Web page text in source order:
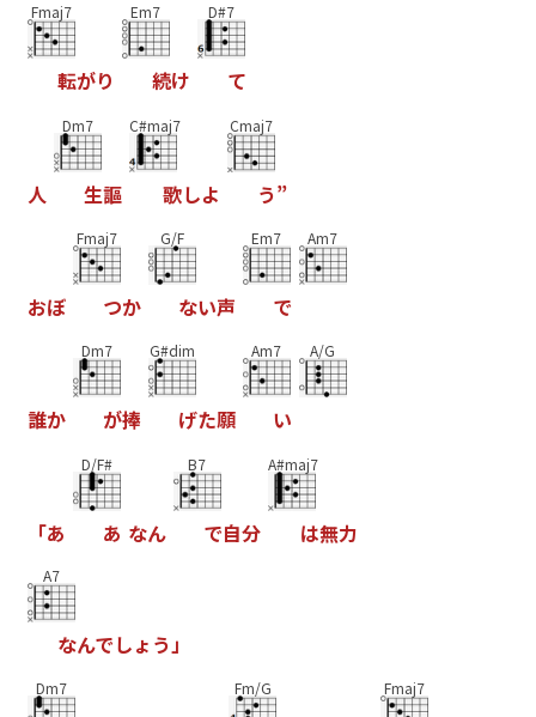
Fmaj7
転がり
Em7
続け
D#7
て
人
Dm7
生謳
C#maj7
歌しよ
Cmaj7
う”
おぼ
Fmaj7
つか
G/F
ない声
Em7
で
Am7
誰か
Dm7
が捧
G#dim
げた願
Am7
い
A/G
「あ
D/F#
あ なん
B7
で自分
A#maj7
は無力
A7
なんでしょ う」
Dm7 Fm/G Fmaj7